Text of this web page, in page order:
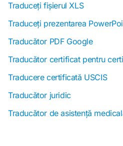
Traduceți fișierul XLS
Traduceți prezentarea
Traducător PDF Google
Traducător certificat pentru
Traducere certificată USCIS
Traducător juridic
Traducător de asistență